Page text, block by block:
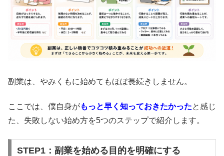
副業は、やみくもに始めてもほぼ長続きしません。
ここでは、僕自身がもっと早く知っておきたかったと感じ
た、失敗しない始め方を5つのステップで紹介します。
STEP1：副業を始める目的を明確にする